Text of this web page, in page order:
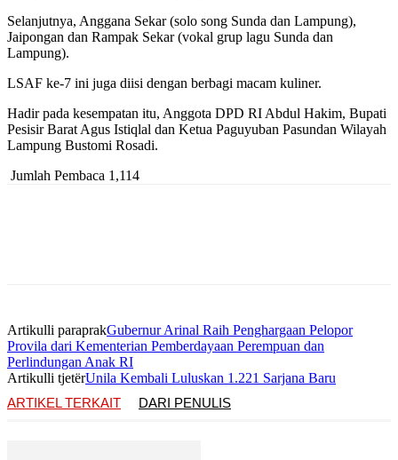
Selanjutnya, Anggana Sekar (solo song Sunda dan Lampung),
Jaipongan dan Rampak Sekar (vokal grup lagu Sunda dan
Lampung).
LSAF ke-7 ini juga diisi dengan berbagi macam kuliner.
Hadir pada kesempatan itu, Anggota DPD RI Abdul Hakim, Bupati
Pesisir Barat Agus Istiqlal dan Ketua Paguyuban Pasundan Wilayah
Lampung Bustomi Rosadi.
Jumlah Pembaca 1,114
Artikulli paraprakGubernur Arinal Raih Penghargaan Pelopor
Provila dari Kementerian Pemberdayaan Perempuan dan
Perlindungan Anak RI
Artikulli tjetërUnila Kembali Luluskan 1.221 Sarjana Baru
ARTIKEL TERKAIT
DARI PENULIS